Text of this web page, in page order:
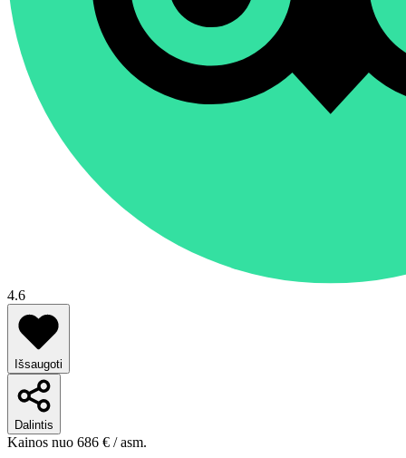
4.6
Išsaugoti
Dalintis
Kainos nuo 686 € / asm.